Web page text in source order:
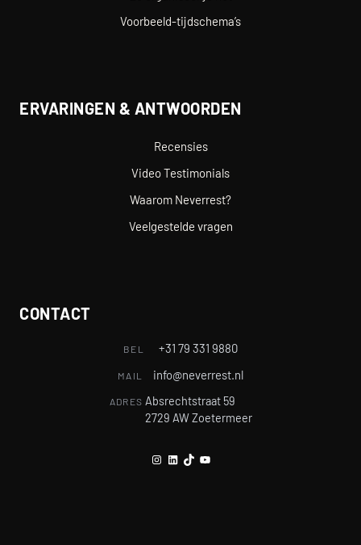
Voorbeeld-tijdschema’s
ERVARINGEN & ANTWOORDEN
Recensies
Video Testimonials
Waarom Neverrest?
Veelgestelde vragen
CONTACT
BEL +31 79 331 9880
MAIL info@neverrest.nl
ADRES Absrechtstraat 59
2729 AW Zoetermeer
Instagram
LinkedIn
TikTokYouTube